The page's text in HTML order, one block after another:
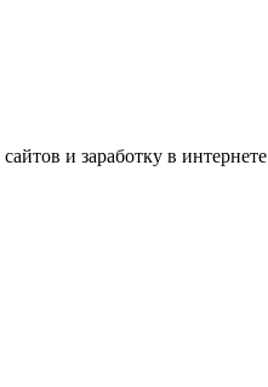
и заработку в интернете